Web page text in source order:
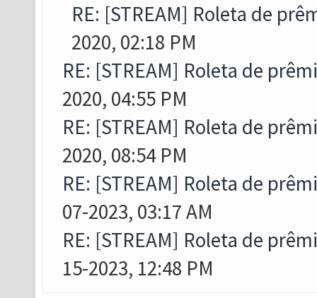
RE: [STREAM] Roleta de
2020, 02:18 PM
RE: [STREAM] Roleta de
2020, 04:55 PM
RE: [STREAM] Roleta de
2020, 08:54 PM
RE: [STREAM] Roleta de
07-2023, 03:17 AM
RE: [STREAM] Roleta de
15-2023, 12:48 PM